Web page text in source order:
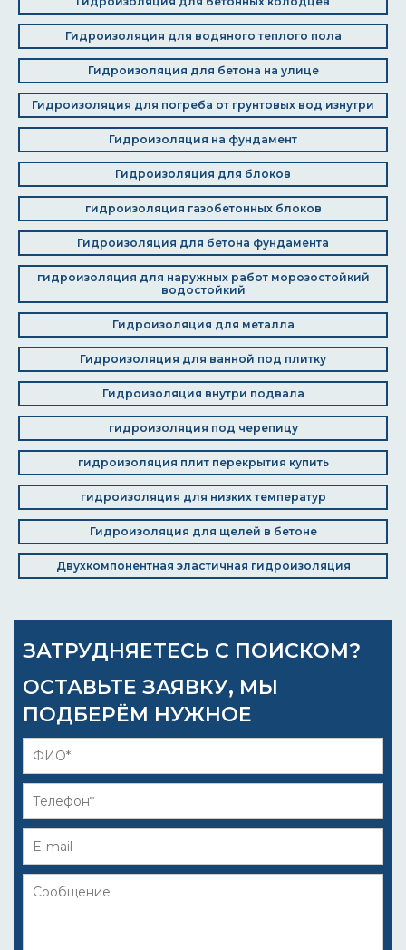
Гидроизоляция для водяного теплого пола
Гидроизоляция для бетона на улице
Гидроизоляция для погреба от грунтовых вод изнутри
Гидроизоляция на фундамент
Гидроизоляция для блоков
гидроизоляция газобетонных блоков
Гидроизоляция для бетона фундамента
гидроизоляция для наружных работ морозостойкий
водостойкий
Гидроизоляция для металла
Гидроизоляция для ванной под плитку
Гидроизоляция внутри подвала
гидроизоляция под черепицу
гидроизоляция плит перекрытия купить
гидроизоляция для низких температур
Гидроизоляция для щелей в бетоне
Двухкомпонентная эластичная гидроизоляция
ЗАТРУДНЯЕТЕСЬ С ПОИСКОМ?
ОСТАВЬТЕ ЗАЯВКУ, МЫ
ПОДБЕРЁМ НУЖНОЕ